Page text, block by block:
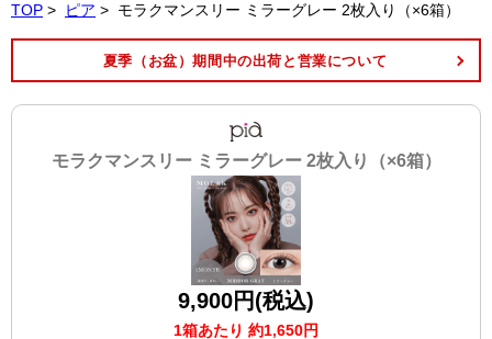
TOP > ピア > モラクマンスリー ミラーグレー 2枚入り（×6箱）
夏季（お盆）期間中の出荷と営業について
モラクマンスリー ミラーグレー 2枚入り（×6箱）
9,900円(税込)
1箱あたり 約1,650円